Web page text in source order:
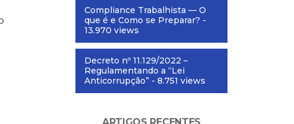
Compliance Trabalhista — O
que é e Como se Preparar? -
13.970 views
Decreto nº 11.129/2022 –
Regulamentando a “Lei
Anticorrupção” - 8.751 views